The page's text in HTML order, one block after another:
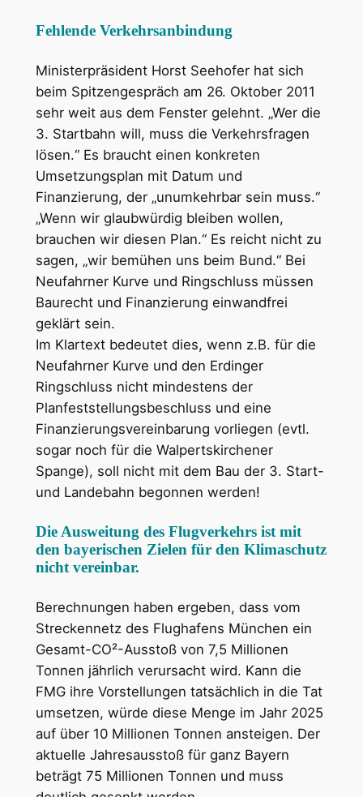
Fehlende Verkehrsanbindung
Ministerpräsident Horst Seehofer hat sich
beim Spitzengespräch am 26. Oktober 2011
sehr weit aus dem Fenster gelehnt. „Wer die
3. Startbahn will, muss die Verkehrsfragen
lösen.“ Es braucht einen konkreten
Umsetzungsplan mit Datum und
Finanzierung, der „unumkehrbar sein muss.“
„Wenn wir glaubwürdig bleiben wollen,
brauchen wir diesen Plan.“ Es reicht nicht zu
sagen, „wir bemühen uns beim Bund.“ Bei
Neufahrner Kurve und Ringschluss müssen
Baurecht und Finanzierung einwandfrei
geklärt sein.
Im Klartext bedeutet dies, wenn z.B. für die
Neufahrner Kurve und den Erdinger
Ringschluss nicht mindestens der
Planfeststellungsbeschluss und eine
Finanzierungsvereinbarung vorliegen (evtl.
sogar noch für die Walpertskirchener
Spange), soll nicht mit dem Bau der 3. Start-
und Landebahn begonnen werden!
Die Ausweitung des Flugverkehrs ist mit
den bayerischen Zielen für den Klimaschutz
nicht vereinbar.
Berechnungen haben ergeben, dass vom
Streckennetz des Flughafens München ein
Gesamt-CO²-Ausstoß von 7,5 Millionen
Tonnen jährlich verursacht wird. Kann die
FMG ihre Vorstellungen tatsächlich in die Tat
umsetzen, würde diese Menge im Jahr 2025
auf über 10 Millionen Tonnen ansteigen. Der
aktuelle Jahresausstoß für ganz Bayern
beträgt 75 Millionen Tonnen und muss